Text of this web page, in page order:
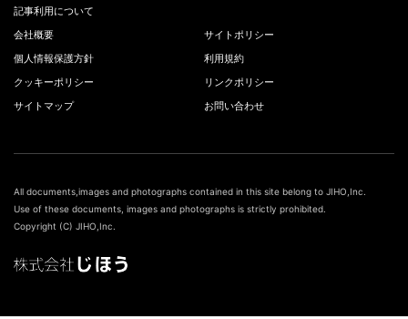
記事利用について
会社概要
サイトポリシー
個人情報保護方針
利用規約
クッキーポリシー
リンクポリシー
サイトマップ
お問い合わせ
All documents,images and photographs contained in this site belong to JIHO,Inc.
Use of these documents, images and photographs is strictly prohibited.
Copyright (C) JIHO,Inc.